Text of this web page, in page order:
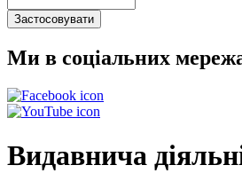
Ми в соціальних
Видавнича